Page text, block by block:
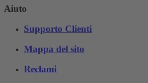
Aiuto
Supporto Clienti
Mappa del sito
Reclami